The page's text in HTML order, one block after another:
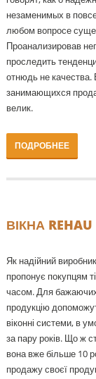
незаменимых в
любом вопросе
Проанализировав
проследить
отнюдь не
занимающихся
велик.
ПОДРОБНЕЕ
ВІКНА
Як надійний
пропонує покупцям
часом. Для
продукцію
віконні системи, в
за пару років. Що ж
вона вже більше 10
продажу своєї